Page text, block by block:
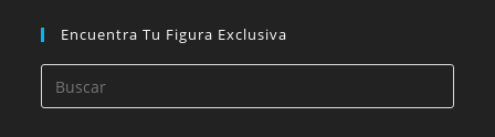
Encuentra Tu Figura Exclusiva